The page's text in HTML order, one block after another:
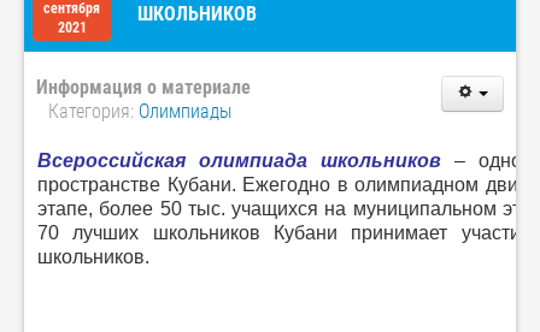
сентября
2021
ШКОЛЬНИКОВ
Информация о материале
Категория: Олимпиады
Всероссийская олимпиада школьников– одно
пространстве Кубани. Ежегодно в олимпиадном
этапе, более 50 тыс. учащихся на муниципальном
70 лучших школьников Кубани принимает
школьников.